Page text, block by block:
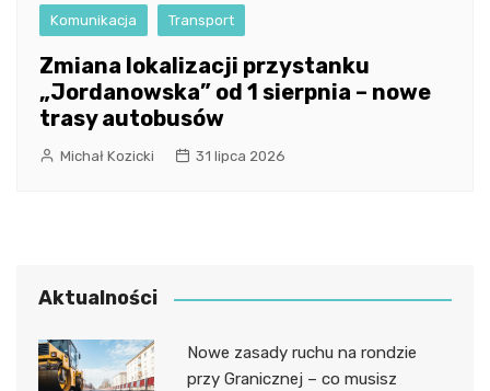
Komunikacja Transport
Zmiana lokalizacji przystanku
„Jordanowska” od 1 sierpnia – nowe
trasy autobusów
Michał Kozicki 31 lipca 2026
Aktualności
Nowe zasady ruchu na rondzie
przy Granicznej – co musisz